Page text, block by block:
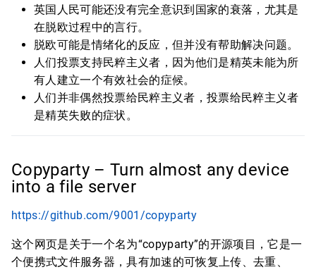
英国人民可能还没有完全意识到国家的衰落，尤其是
在脱欧过程中的言行。
脱欧可能是情绪化的反应，但并没有帮助解决问题。
人们投票支持民粹主义者，因为他们是精英未能为所
有人建立一个有效社会的症候。
人们并非偶然投票给民粹主义者，投票给民粹主义者
是精英失败的症状。
Copyparty – Turn almost any device
into a file server
https://github.com/9001/copyparty
这个网页是关于一个名为“copyparty”的开源项目，它是一
个便携式文件服务器，具有加速的可恢复上传、去重、